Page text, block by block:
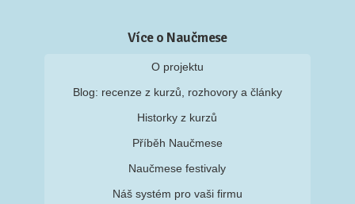
Více o Naučmese
O projektu
Blog: recenze z kurzů, rozhovory a články
Historky z kurzů
Příběh Naučmese
Naučmese festivaly
Náš systém pro vaši firmu